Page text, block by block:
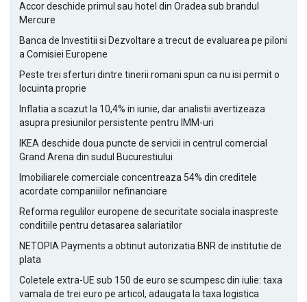
Accor deschide primul sau hotel din Oradea sub brandul
Mercure
Banca de Investitii si Dezvoltare a trecut de evaluarea pe piloni
a Comisiei Europene
Peste trei sferturi dintre tinerii romani spun ca nu isi permit o
locuinta proprie
Inflatia a scazut la 10,4% in iunie, dar analistii avertizeaza
asupra presiunilor persistente pentru IMM-uri
IKEA deschide doua puncte de servicii in centrul comercial
Grand Arena din sudul Bucurestiului
Imobiliarele comerciale concentreaza 54% din creditele
acordate companiilor nefinanciare
Reforma regulilor europene de securitate sociala inaspreste
conditiile pentru detasarea salariatilor
NETOPIA Payments a obtinut autorizatia BNR de institutie de
plata
Coletele extra-UE sub 150 de euro se scumpesc din iulie: taxa
vamala de trei euro pe articol, adaugata la taxa logistica